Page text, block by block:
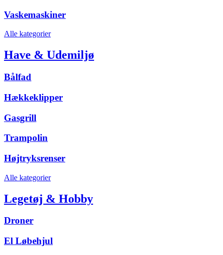
Vaskemaskiner
Alle kategorier
Have & Udemiljø
Bålfad
Hækkeklipper
Gasgrill
Trampolin
Højtryksrenser
Alle kategorier
Legetøj & Hobby
Droner
El Løbehjul